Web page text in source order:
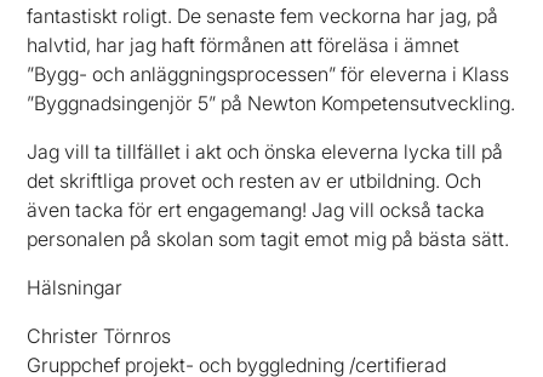
fantastiskt roligt. De senaste fem veckorna har jag, på
halvtid, har jag haft förmånen att föreläsa i ämnet
”Bygg- och anläggningsprocessen” för eleverna i Klass
”Byggnadsingenjör 5” på Newton Kompetensutveckling.
Jag vill ta tillfället i akt och önska eleverna lycka till på
det skriftliga provet och resten av er utbildning. Och
även tacka för ert engagemang! Jag vill också tacka
personalen på skolan som tagit emot mig på bästa sätt.
Hälsningar
Christer Törnros
Gruppchef projekt- och byggledning /certifierad